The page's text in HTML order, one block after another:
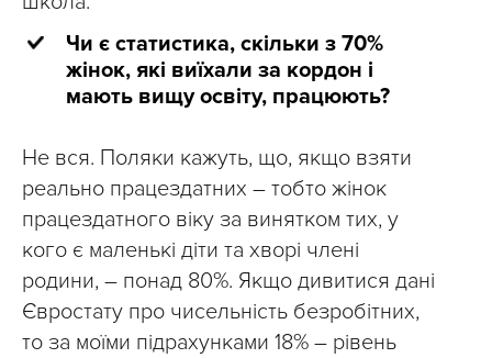
Чи є статистика, скільки з 70%
жінок, які виїхали за кордон і
мають вищу освіту, працюють?
Не вся. Поляки кажуть, що, якщо взяти
реально працездатних – тобто жінок
працездатного віку за винятком тих, у
кого є маленькі діти та хворі члені
родини, – понад 80%. Якщо дивитися дані
Євростату про чисельність безробітних,
то за моїми підрахунками 18% – рівень